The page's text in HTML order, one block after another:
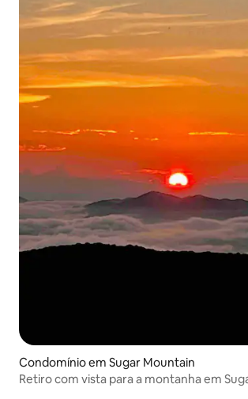
Condomínio em Sugar Mountain
Retiro com vista para a montanha em